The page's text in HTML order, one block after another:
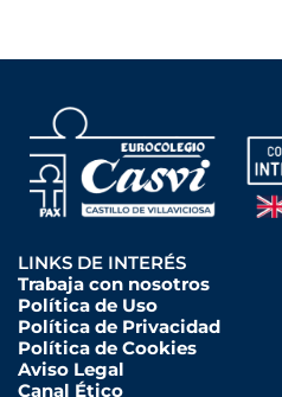
LINKS DE INTERÉS
Trabaja con nosotros
Política de Uso
Política de Privacidad
Política de Cookies
Aviso Legal
Canal Ético